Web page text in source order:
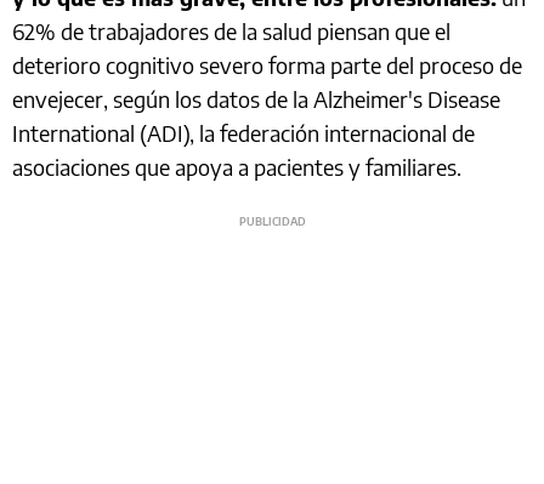
62% de trabajadores de la salud piensan que el
deterioro cognitivo severo forma parte del proceso de
envejecer, según los datos de la Alzheimer's Disease
International (ADI), la federación internacional de
asociaciones que apoya a pacientes y familiares.